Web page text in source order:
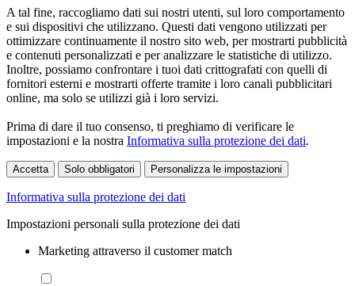
A tal fine, raccogliamo dati sui nostri utenti, sul loro comportamento
e sui dispositivi che utilizzano. Questi dati vengono utilizzati per
ottimizzare continuamente il nostro sito web, per mostrarti pubblicità
e contenuti personalizzati e per analizzare le statistiche di utilizzo.
Inoltre, possiamo confrontare i tuoi dati crittografati con quelli di
fornitori esterni e mostrarti offerte tramite i loro canali pubblicitari
online, ma solo se utilizzi già i loro servizi.
Prima di dare il tuo consenso, ti preghiamo di verificare le
impostazioni e la nostra Informativa sulla protezione dei dati.
Accetta Solo obbligatori Personalizza le impostazioni
Informativa sulla protezione dei dati
Impostazioni personali sulla protezione dei dati
Marketing attraverso il customer match